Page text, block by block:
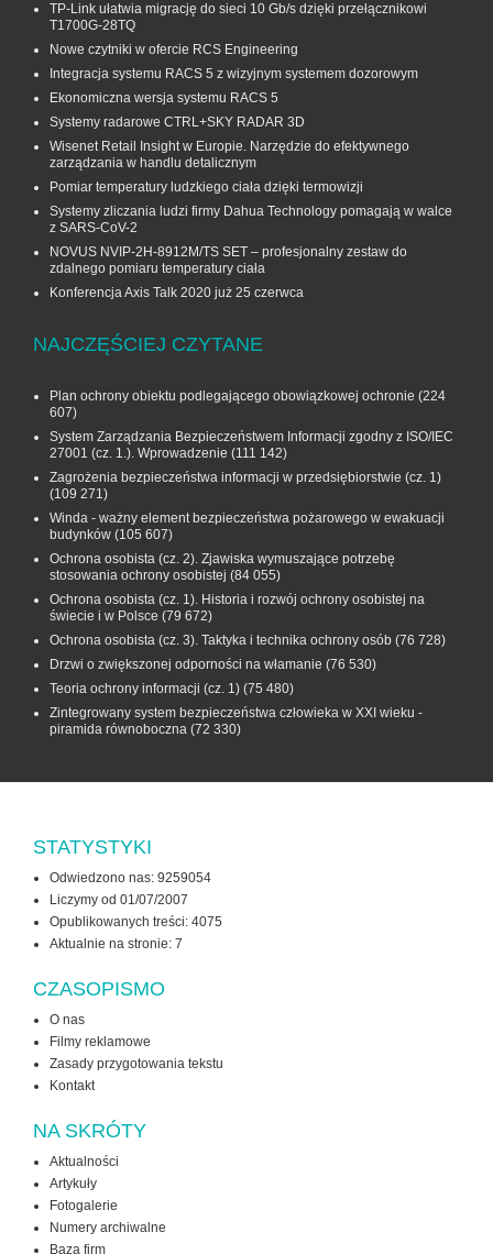
TP-Link ułatwia migrację do sieci 10 Gb/s dzięki przełącznikowi
T1700G‑28TQ
Nowe czytniki w ofercie RCS Engineering
Integracja systemu RACS 5 z wizyjnym systemem dozorowym
Ekonomiczna wersja systemu RACS 5
Systemy radarowe CTRL+SKY RADAR 3D
Wisenet Retail Insight w Europie. Narzędzie do efektywnego
zarządzania w handlu detalicznym
Pomiar temperatury ludzkiego ciała dzięki termowizji
Systemy zliczania ludzi firmy Dahua Technology pomagają w walce
z SARS-CoV-2
NOVUS NVIP-2H-8912M/TS SET – profesjonalny zestaw do
zdalnego pomiaru temperatury ciała
Konferencja Axis Talk 2020 już 25 czerwca
NAJCZĘŚCIEJ CZYTANE
Plan ochrony obiektu podlegającego obowiązkowej ochronie (224
607)
System Zarządzania Bezpieczeństwem Informacji zgodny z ISO/IEC
27001 (cz. 1.). Wprowadzenie (111 142)
Zagrożenia bezpieczeństwa informacji w przedsiębiorstwie (cz. 1)
(109 271)
Winda - ważny element bezpieczeństwa pożarowego w ewakuacji
budynków (105 607)
Ochrona osobista (cz. 2). Zjawiska wymuszające potrzebę
stosowania ochrony osobistej (84 055)
Ochrona osobista (cz. 1). Historia i rozwój ochrony osobistej na
świecie i w Polsce (79 672)
Ochrona osobista (cz. 3). Taktyka i technika ochrony osób (76 728)
Drzwi o zwiększonej odporności na włamanie (76 530)
Teoria ochrony informacji (cz. 1) (75 480)
Zintegrowany system bezpieczeństwa człowieka w XXI wieku -
piramida równoboczna (72 330)
STATYSTYKI
Odwiedzono nas: 9259054
Liczymy od 01/07/2007
Opublikowanych treści: 4075
Aktualnie na stronie: 7
CZASOPISMO
O nas
Filmy reklamowe
Zasady przygotowania tekstu
Kontakt
NA SKRÓTY
Aktualności
Artykuły
Fotogalerie
Numery archiwalne
Baza firm